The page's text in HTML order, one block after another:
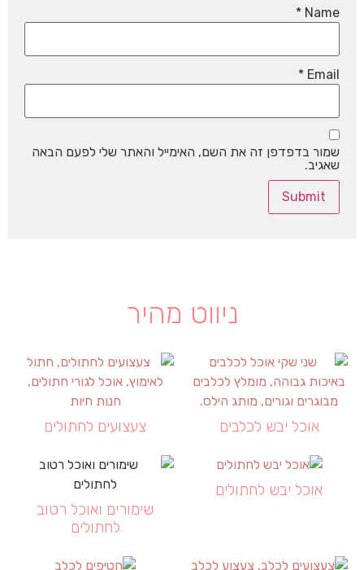
Name
*
Email
*
שמור בדפדפן זה את השם, האימייל והאתר שלי לפעם הבאה
שאגיב.
ניווט מהיר
אוכל יבש לכלבים צעצועים לחתולים
אוכל יבש לחתולים
שימורים ואוכל רטוב
לחתולים